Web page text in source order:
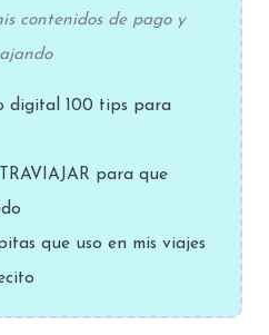
contenidos de pago y
digital 100 tips para
para que
que uso en mis viajes